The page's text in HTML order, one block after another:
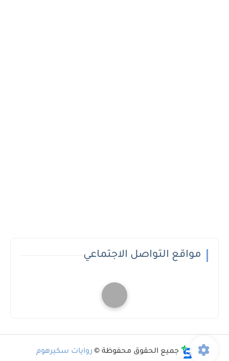
مواقع التواصل الاجتماعي
جميع الحقوق محفوظة © روايات سكيرهوم